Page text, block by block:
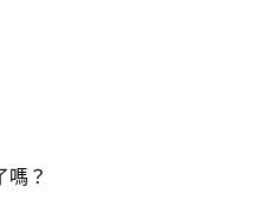
嗎？